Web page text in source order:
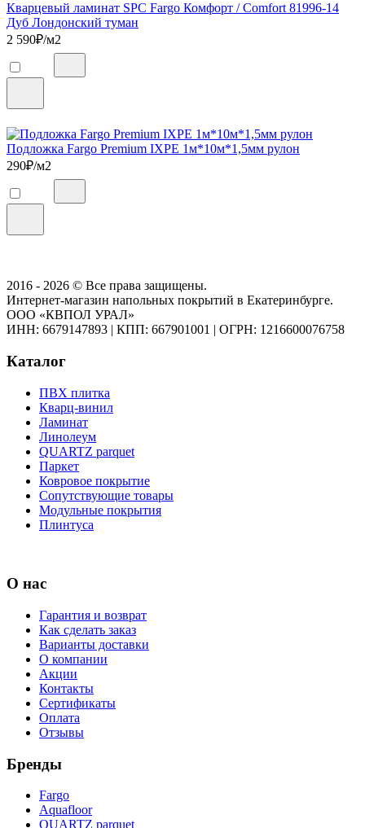
Кварцевый ламинат SPC Fargo Комфорт / Comfort 81996-14
Дуб Лондонский туман
2 590₽/м2
Подложка Fargo Premium IXPE 1м*10м*1,5мм рулон
290₽/м2
2016 - 2026 © Все права защищены.
Интернет-магазин напольных покрытий в Екатеринбурге.
ООО «КВПОЛ УРАЛ»
ИНН: 6679147893 | КПП: 667901001 | ОГРН: 1216600076758
Каталог
ПВХ плитка
Кварц-винил
Ламинат
Линолеум
QUARTZ parquet
Паркет
Ковровое покрытие
Сопутствующие товары
Модульные покрытия
Плинтуса
О нас
Гарантия и возврат
Как сделать заказ
Варианты доставки
О компании
Акции
Контакты
Сертификаты
Оплата
Отзывы
Бренды
Fargo
Aquafloor
QUARTZ parquet